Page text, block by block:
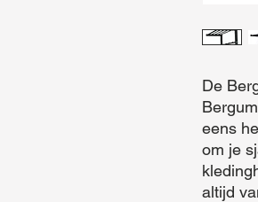
De
eens
om je
altijd